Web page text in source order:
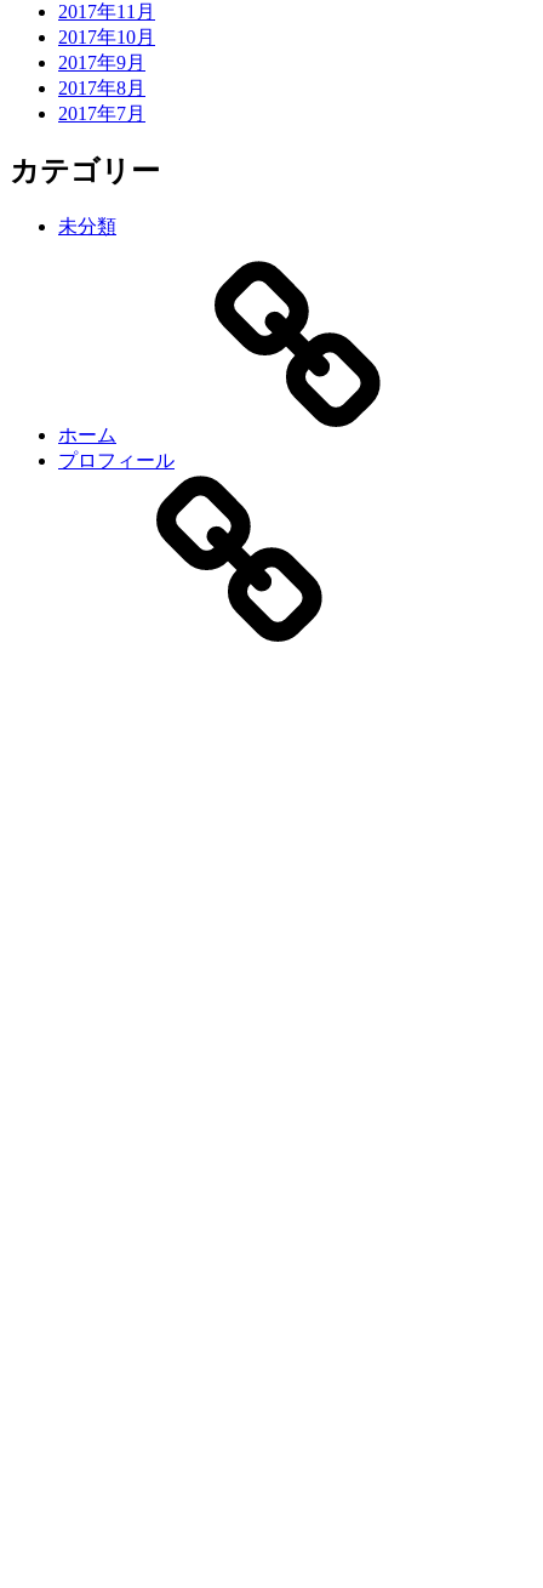
2017年11月
2017年10月
2017年9月
2017年8月
2017年7月
カテゴリー
未分類
ホーム
プロフィール